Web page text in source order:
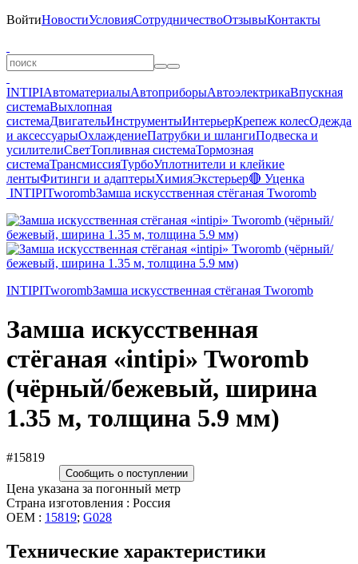
ВойтиНовостиУсловияСотрудничествоОтзывыКонтакты
INTIPIАвтоматериалыАвтоприборыАвтоэлектрикаВпускная
системаВыхлопная
системаДвигательИнструментыИнтерьерКрепеж колесОдежда
и аксессуарыОхлаждениеПатрубки и шлангиПодвеска и
усилителиСветТопливная системаТормозная
системаТрансмиссияТурбоУплотнители и клейкие
лентыФитинги и адаптерыХимияЭкстерьер🔴 Уценка
INTIPITworombЗамша искусственная стёганая Tworomb
INTIPITworombЗамша искусственная стёганая Tworomb
Замша искусственная
стёганая «intipi» Tworomb
(чёрный/бежевый, ширина
1.35 м, толщина 5.9 мм)
#15819
Сообщить о поступлении
Цена указана за погонный метр
Страна изготовления : Россия
OEM : 15819; G028
Технические характеристики